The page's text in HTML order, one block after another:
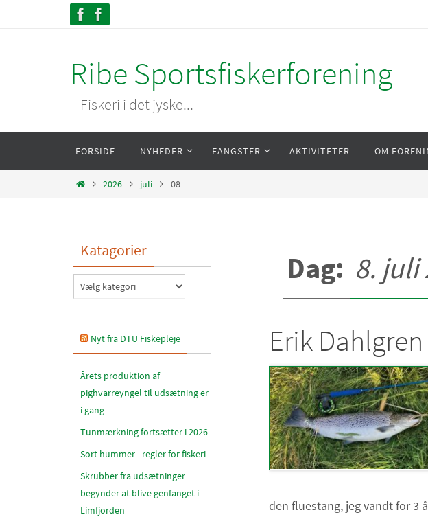
Ribe Sportsfiskerforening
– Fiskeri i det jyske...
content
FORSIDE NYHEDER FANGSTER AKTIVITETER OM
Home2026 juli 08
Dag: 8. juli
Erik
den fluestang, jeg vandt for 3
Katagorier
Katagorier
Nyt fra DTU Fiskepleje
Årets produktion af
pighvarreyngel til udsætning er
i gang
Tunmærkning fortsætter i 2026
Sort hummer - regler for fiskeri
Skrubber fra udsætninger
begynder at blive genfanget i
Limfjorden